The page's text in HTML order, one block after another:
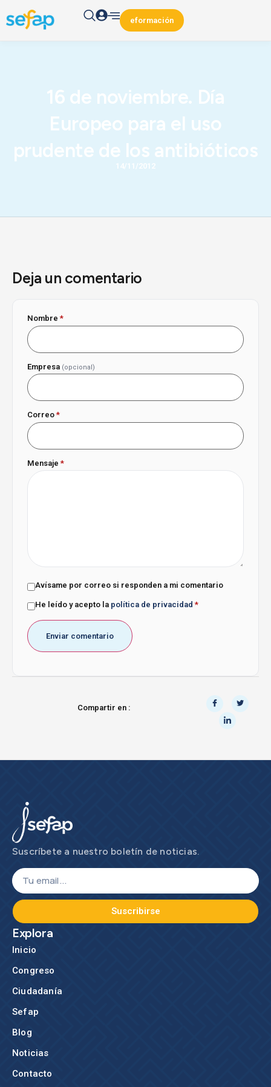
eformación
16 de noviembre. Día
Europeo para el uso
prudente de los antibióticos
14/11/2012
Deja un comentario
Nombre*
Empresa (opcional)
Correo*
Mensaje*
Avísame por correo si responden a mi comentario
He leído y acepto la política de privacidad *
Compartir en :
Suscríbete a nuestro boletín de noticias.
Suscribirse
Explora
Inicio
Congreso
Ciudadanía
Sefap
Blog
Noticias
Contacto